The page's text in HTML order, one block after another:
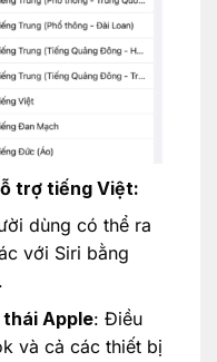
trợ tiếng Việt:
dùng có thể ra
với Siri bằng
Apple: Điều
và cả các thiết bị